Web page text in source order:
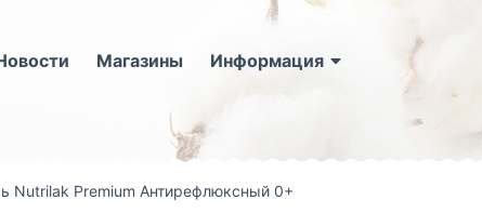
Магазины Информация
Nutrilak Premium Антирефлюксный 0+